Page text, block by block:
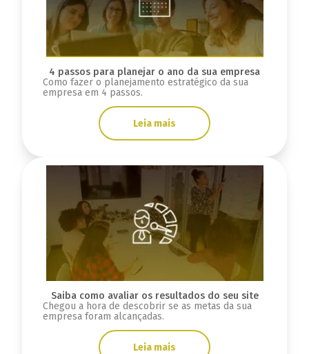
4 passos para planejar o ano da sua empresa
Como fazer o planejamento estratégico da sua
empresa em 4 passos.
Leia mais
Saiba como avaliar os resultados do seu site
Chegou a hora de descobrir se as metas da sua
empresa foram alcançadas.
Leia mais